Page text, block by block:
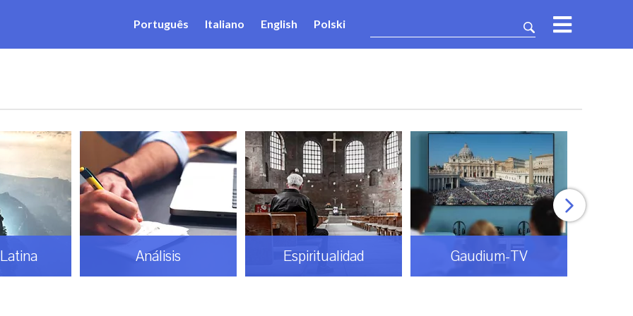
Português Italiano English Polski
Análisis Espiritualidad Gaudium-TV